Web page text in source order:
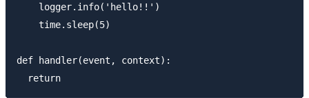
    logger.info('hello!!')
    time.sleep(5)
def handler(event, context):